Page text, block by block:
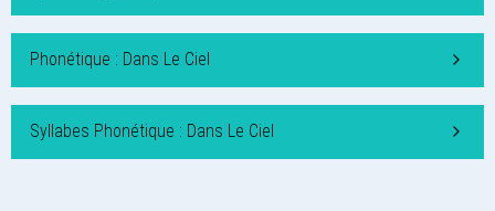
Phonétique : Dans Le Ciel
Syllabes Phonétique : Dans Le Ciel